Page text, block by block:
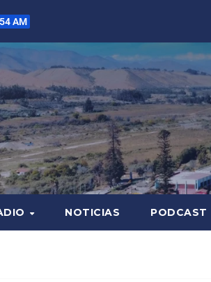
AM
NOTICIAS PODCAST